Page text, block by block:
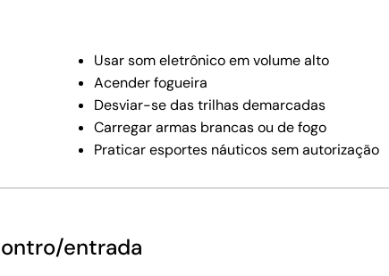
Usar som eletrônico em volume alto
Acender fogueira
Desviar-se das trilhas demarcadas
Carregar armas brancas ou de fogo
Praticar esportes náuticos sem autorização
entrada